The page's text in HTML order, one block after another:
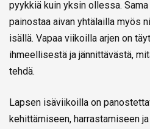
pyykkiä kuin yksin ollessa.
painostaa aivan yhtälailla myös
isällä. Vapaa viikoilla arjen on
ihmeellisestä ja jännittävästä,
tehdä.
Lapsen isäviikoilla on
kehittämiseen, harrastamiseen